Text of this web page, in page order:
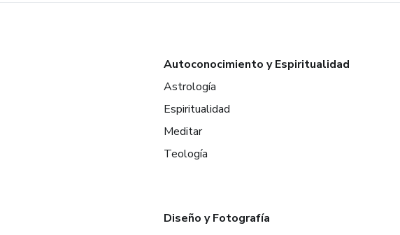
Autoconocimiento y Espiritualidad
Astrología
Espiritualidad
Meditar
Teología
Diseño y Fotografía